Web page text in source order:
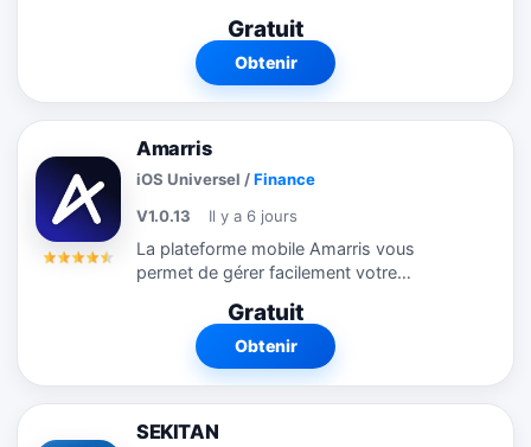
Mêlés et Cross Math. Aucun abonnement
requis pour accéder à l'un des jeux.
Aucune...
Gratuit
Obtenir
Amarris
iOS Universel /Finance
V1.0.13
Il y a 6 jours
La plateforme mobile Amarris vous
permet de gérer facilement votre
factures d’achats en quelques secondes,
directement depuis votre smartphone.
Gratuit
Obtenir
SEKITAN